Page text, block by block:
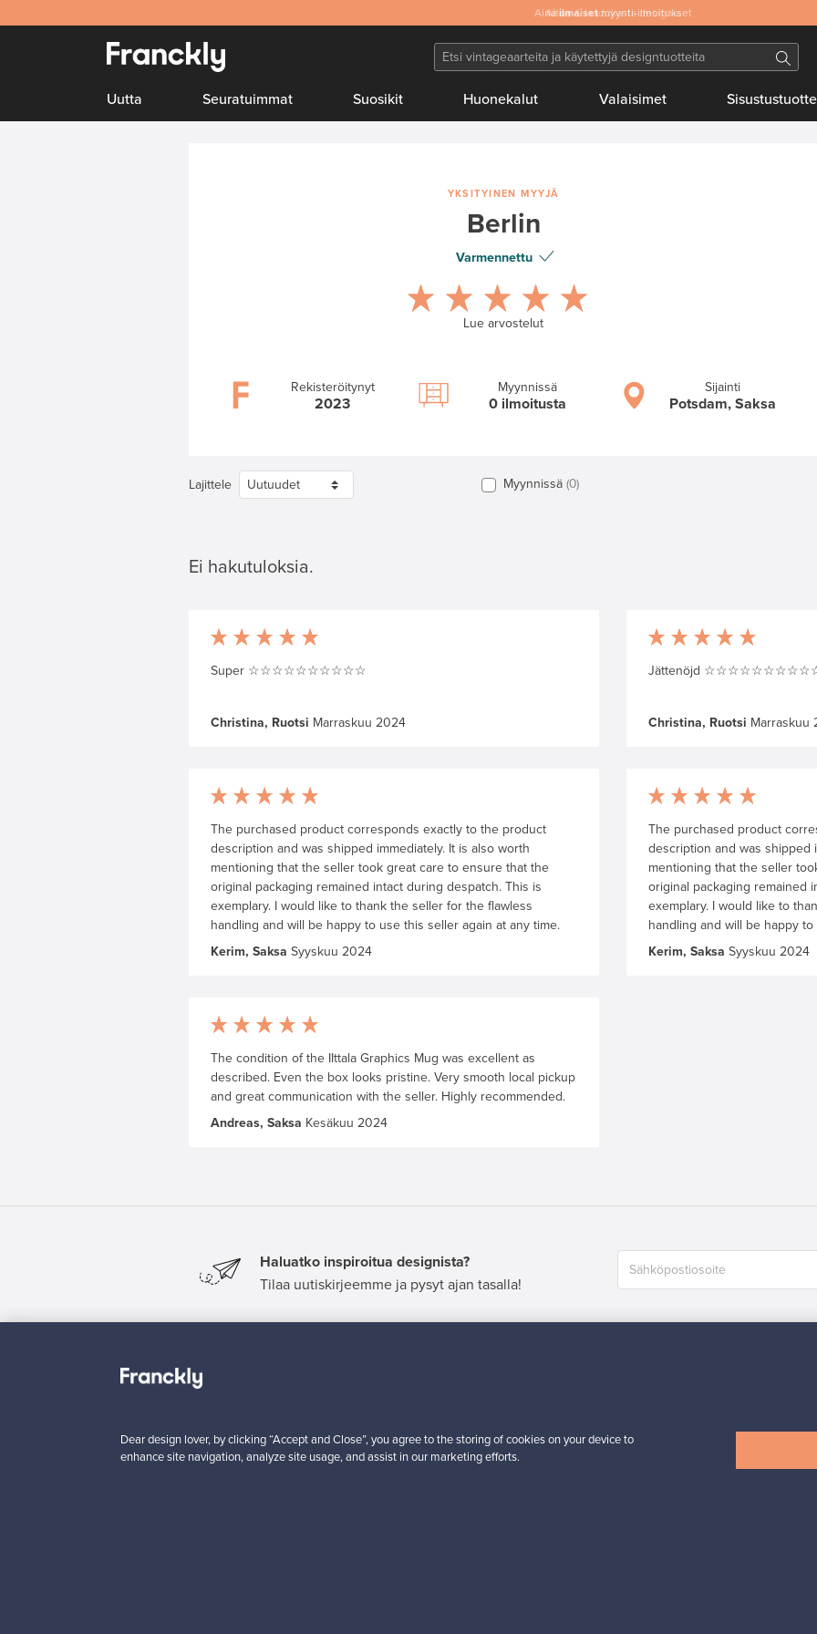
Aitoa& laadukasta designia
Uutta Seuratuimmat Suosikit Huonekalut Valaisimet
YKSITYINEN MYYJÄ
Berlin
Varmennettu
Lue arvostelut
Rekisteröitynyt
2023
Myynnissä
0 ilmoitusta
Sijainti
Potsdam, Saksa
Lajittele Myynnissä 0
Ei hakutuloksia.
Super ☆☆☆☆☆☆☆☆☆☆
Christina, Ruotsi Marraskuu 2024
Jättenöjd
Christina, Ruotsi Marraskuu
The purchased product corresponds exactly to the product
description and was shipped immediately. It is also worth
mentioning that the seller took great care to ensure that the
original packaging remained intact during despatch. This is
exemplary. I would like to thank the seller for the flawless
handling and will be happy to use this seller again at any time.
Kerim, Saksa Syyskuu 2024
The purchased product
description and was shipped
mentioning that the seller
original packaging remained
exemplary. I would like to
handling and will be happy
Kerim, Saksa Syyskuu 2024
The condition of the IIttala Graphics Mug was excellent as
described. Even the box looks pristine. Very smooth local pickup
and great communication with the seller. Highly recommended.
Andreas, Saksa Kesäkuu 2024
Haluatko inspiroitua designista?
Tilaa uutiskirjeemme ja pysyt ajan tasalla!
Dear design lover, by clicking “Accept and Close”, you agree to the storing of cookies on your device to
enhance site navigation, analyze site usage, and assist in our marketing efforts.